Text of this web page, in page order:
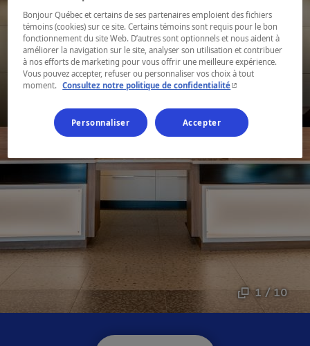
1 / 10
Bonjour Québec et certains de ses partenaires emploient des fichiers
témoins (cookies) sur ce site. Certains témoins sont requis pour le bon
fonctionnement du site Web. D’autres sont optionnels et nous aident à
améliorer la navigation sur le site, analyser son utilisation et contribuer
à nos efforts de marketing pour vous offrir une meilleure expérience.
Vous pouvez accepter, refuser ou personnaliser vos choix à tout
moment.
Consultez notre politique de confidentialité- Cet hyperlien
Personnaliser Accepter